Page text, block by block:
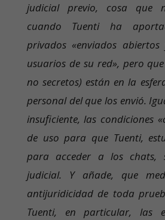
judicial previo, cosa que
cuando Tuenti ha
privados «enviados
usuarios de su red», pero
no secretos) están en la
personal del que los envió.
insuficiente, las condiciones
de uso para que Tuenti,
para acceder a los chats,
judicial. Y añade, que
antijuridicidad de toda
Tuenti, en particular, las